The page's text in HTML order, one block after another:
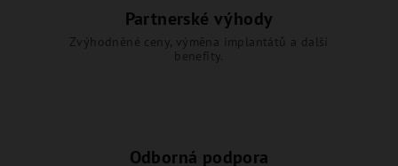
Partnerské výhody
Zvýhodněné ceny, výměna implantátů a další
benefity.
Odborná podpora